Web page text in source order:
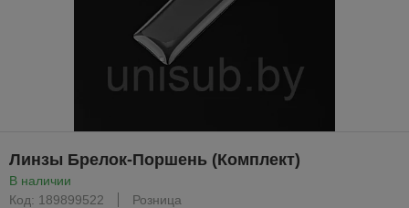
Линзы Брелок-Поршень (Комплект)
В наличии
Код: 189899522
Розница